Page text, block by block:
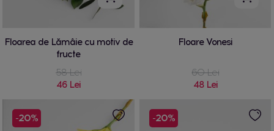
Floarea de Lămâie cu motiv de
fructe
58 Lei
46 Lei
Floare Vonesi
60 Lei
48 Lei
-20% -20%